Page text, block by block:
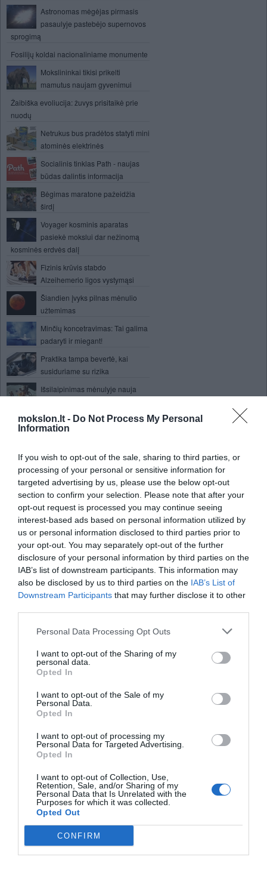
mokslon.lt - Do Not Process My Personal
Information
If you wish to opt-out of the sale, sharing to third parties, or
processing of your personal or sensitive information for
targeted advertising by us, please use the below opt-out
section to confirm your selection. Please note that after your
opt-out request is processed you may continue seeing
interest-based ads based on personal information utilized by
us or personal information disclosed to third parties prior to
your opt-out. You may separately opt-out of the further
disclosure of your personal information by third parties on the
IAB’s list of downstream participants. This information may
also be disclosed by us to third parties on the IAB’s List of
Downstream Participants that may further disclose it to other
Personal Data Processing Opt Outs
I want to opt-out of the Sharing of my
personal data.
Opted In
I want to opt-out of the Sale of my
Personal Data.
Opted In
I want to opt-out of processing my
Personal Data for Targeted Advertising.
Opted In
I want to opt-out of Collection, Use,
Retention, Sale, and/or Sharing of my
Personal Data that Is Unrelated with the
Purposes for which it was collected.
Opted Out
CONFIRM
Astronomas mėgėjas pirmasis
pasaulyje pastebėjo supernovos
sprogimą
Fosilijų koldai nacionaliniame monumente
Mokslininkai tikisi prikelti
mamutus naujam gyvenimui
Žaibiška evoliucija: žuvys prisitaikė prie
nuodų
Netrukus bus pradėtos statyti mini
atominės elektrinės
Socialinis tinklas Path - naujas
būdas dalintis informacija
Bėgimas maratone pažeidžia
širdį
Voyager kosminis aparatas
pasiekė mokslui dar nežinomą
kosminės erdvės dalį
Fizinis krūvis stabdo
Alzeihemerio ligos vystymąsi
Šiandien įvyks pilnas mėnulio
užtemimas
Minčių koncetravimas: Tai galima
padaryti ir miegant!
Praktika tampa bevertė, kai
susiduriame su rizika
Išsilaipinimas mėnulyje nauja
Pagaminta naujos kartos grafeno
mikroschema
Beringo sąsiauris?
Smegenys skaičius gali išversti į
žodžius sms tekste
Surastas pulsaras, netelpantis į
dabartinių teorijų rėmus
Eismą Vilniuje stebės skraidyklė
su įmontuota video kamera
Jūsų nuotaika susijusi su laiko suvokimu
Kodėl kai kurie žmonės neturi
pirštų antspaudų
paleista pirmoji komercinė
Trečdalis interneto svetainių
neturi registruoto prekės ženklo
Daugiau nei trečdalis lankomiausių
interneto svetainių savininkų nėra
kad tai gali lemti ne tik subjektyvios,
objektyvios priežastys: prekės ženklui,
nei domenui, yra taikomas
svetainės vardui tapatus prekių ženklas